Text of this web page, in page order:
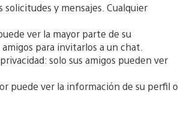
y mensajes. Cualquier
ver la mayor parte de su
para invitarlos a un chat.
solo sus amigos pueden ver
puede ver la información de su perfil o